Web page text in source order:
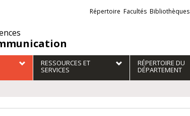
Liens
externes
Répertoire Facultés Bibliothèques
RESSOURCES ET
SERVICES
RÉPERTOIRE DU
DÉPARTEMENT